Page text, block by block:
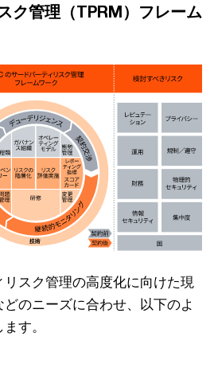
ク管理（TPRM）フレーム
リスク管理の高度化に向けた現
のニーズに合わせ、以下のよ
す。